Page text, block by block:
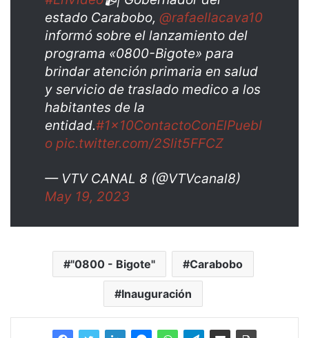
estado Carabobo, @rafaellacava10
informó sobre el lanzamiento del
programa «0800-Bigote» para
brindar atención primaria en salud
y servicio de traslado medico a los
habitantes de la
entidad.#1x10ContactoConElPuebl
o pic.twitter.com/2Slit5FFCZ
— VTV CANAL 8 (@VTVcanal8)
May 19, 2023
"0800 - Bigote" Carabobo
Inauguración